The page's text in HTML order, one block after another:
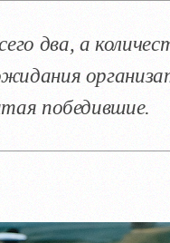
два, а
победившие.